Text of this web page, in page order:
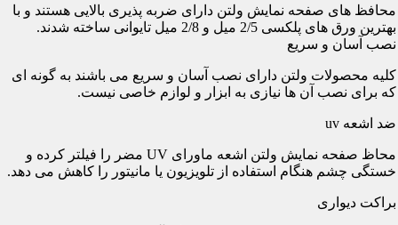
محافظ های صفحه نمایش ولتن دارای ضربه پذیری بالایی هستند و با
بهترین ورق های پلکسی 2/5 میل و 2/8 میل تایوانی ساخته شدند.
نصب آسان و سریع
کلیه محصولات ولتن دارای نصب آسان و سریع می باشند به گونه ای
که برای نصب آن ها نیازی به ابزار و لوازم خاصی نیست.
ضد اشعه uv
محاظ صفحه نمایش ولتن اشعه ماورای UV مضر را فیلتر کرده و
خستگی چشم هنگام استفاده از تلویزیون یا مانیتور را کاهش می دهد.
براکت دیواری